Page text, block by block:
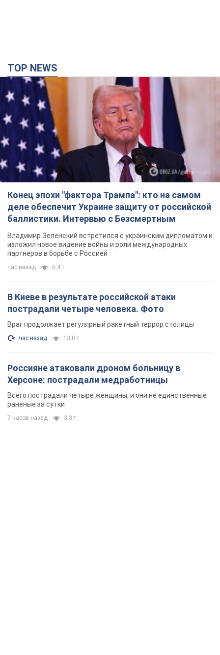
TOP NEWS
Конец эпохи "фактора Трампа": кто на самом
деле обеспечит Украине защиту от российской
баллистики. Интервью с Безсмертным
Владимир Зеленский встретился с украинским дипломатом и
изложил новое видение войны и роли международных
партнеров в борьбе с Россией
час назад 5,4 т.
В Киеве в результате российской атаки
пострадали четыре человека. Фото
Враг продолжает регулярный ракетный террор столицы
час назад 13,0 т.
Россияне атаковали дроном больницу в
Херсоне: пострадали медработницы
Всего пострадали четыре женщины, и они не единственные
раненые за сутки
7 часов назад 3,3 т.